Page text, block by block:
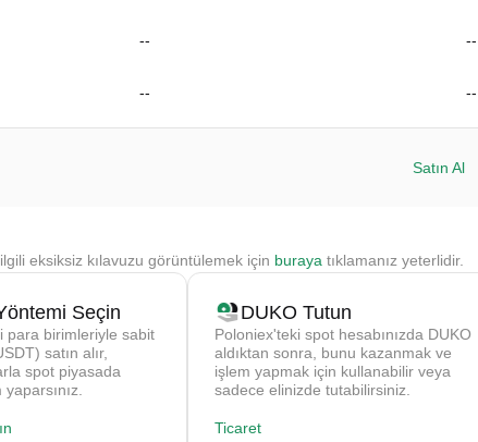
-- --
-- --
Satın Al
eksiksiz kılavuzu görüntülemek için buraya tıklamanız yeterlidir.
Seçin
para birimleriyle sabit
satın alır,
spot piyasada
DUKO Tutun
Poloniex'teki spot hesabınızda DUKO
aldıktan sonra, bunu kazanmak ve
işlem yapmak için kullanabilir veya
sadece elinizde tutabilirsiniz.
Ticaret